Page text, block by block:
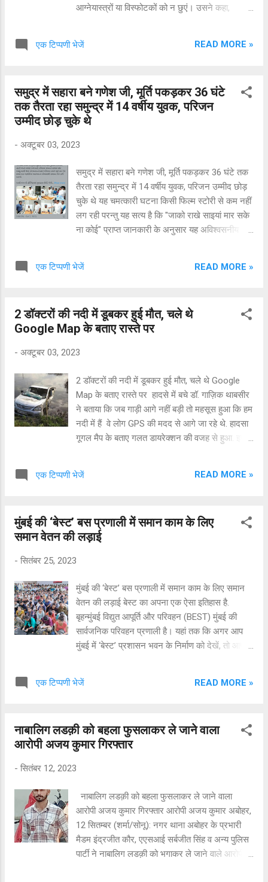
आग्नेयास्त्रों या विस्फोटकों को न छुएं। उसने कहा,
आ गए हैं। हम लोगों से आग्रह करते हैं कि वे सतर्क रहें
निकटतम पुलिस थाने को दें।'' पुलिस ने कहा, ‘‘कृपया इन
वस्तुओं को न छुएं, क्योंकि इनमें खतरनाक विस्फोट हो
सकता है।'' कीचड़ के नीचे विस्फोटक होने की आशंका
लोगों से तीस्ता नदी के बेसिन में जाते समय सावधान रहने
को कहा है, क्योंकि वहां कीचड़ के नीचे विस्फोटक और
हथियार होने की आशंका है। राज्य भूमि राजस्व एवं आपदा
प्रबंधन विभाग ने एक परामर्श जारी कर लोगों से इस
प्रकार के गोला-बारूद को न छूने की हिदायत दी। स...
एक टिप्पणी भेजें READ MORE »
समुद्र में सहारा बने गणेश जी, मूर्ति पकड़कर 36 घंटे
तक तैरता रहा समुन्द्र में 14 वर्षीय युवक, परिजन
उम्मीद छोड़ चुके थे
- अक्टूबर 03, 2023
समुद्र में सहारा बने गणेश जी, मूर्ति पकड़कर 36 घंटे तक
तैरता रहा समुन्द्र में 14 वर्षीय युवक, परिजन उम्मीद छोड़
चुके थे यह चमत्कारी घटना किसी फिल्म स्टोरी से कम नहीं
लग रही परन्तु यह सत्य है कि "जाको राखे साइयां मार सके
ना कोई" प्राप्त जानकारी के अनुसार यह अविश्वसनीय
अंजली के साथ अम्बाजी मंदिर घूमने आया 14 वर्षीय लखन
डुमास तट पर सैर करने के लिए लेकर गईं। दोनों भाई
समुद्र की लहरों के बीच खेल रहे थे। दोपहर का समय होने
साथ बहा ले गई। शोर मचाने पर करन को आसपास खड़े
लोगों ने बचा लिया, लेकिन लखन लहरों के साथ बह गया।
लखन के लहरों में बहने के बाद पुलिस और अग्निशमन
विभाग को जानकारी दी गई। लेकिन समुद्र में हलचल के
कारण उसका कोई पता नहीं लगाया जा सका। परिवार ने
लखन के जीवित मिलने की उम्मीद छोड़ दी। लेकिन 1
अक्टूबर की शाम को लखन...
एक टिप्पणी भेजें READ MORE »
2 डॉक्टरों की नदी में डूबकर हुई मौत, चले थे
Google Map के बताए रास्ते पर
- अक्टूबर 03, 2023
2 डॉक्टरों की नदी में डूबकर हुई मौत, चले थे Google
Map के बताए रास्ते पर हादसे में बचे डॉ. गाज़िक थाबसीर
ने बताया कि जब गाड़ी आगे नहीं बड़ी तो महसूस हुआ कि हम
नदी में हैं वे लोग GPS की मदद से आगे जा रहे थे. हादसा
गूगल मैप के बताए गलत डायरेक्शन की वजह से हुआ. इस
भारी बारिश हो रही थी. बारिश की वजह से दृश्यता भी काफी
हुए हिस्से में आ गहा जहां से उसकी गाड़ी आगे नहीं बड़ रही
थी, बाद में कार में सवार लोगों ने महसूस किया कि वे नदी
सवार थे लेकिन उन्होनें खुद को बचा लिय ा हादसे को
देख घटनास्थल पर स्थानीय लोगों की भीड़ जुट गई. भीड़
में से एक शख्स ने पुलिस को फोन कर इसकी जानकारी दी.
मीडिया रिपोर्ट के मुताबिक, यह शनिवार (30 सितंबर) को
हुआ. हादसे में कार म...
एक टिप्पणी भेजें READ MORE »
मुंबई की ‘बेस्ट’ बस प्रणाली में समान काम के लिए
समान वेतन की लड़ाई
- सितंबर 25, 2023
मुंबई की ‘बेस्ट’ बस प्रणाली में समान काम के लिए समान
वेतन की लड़ाई बेस्ट का अपना एक ऐसा इतिहास है.
बृहन्मुंबई विद्युत आपूर्ति और परिवहन (BEST) मुंबई की
सार्वजनिक परिवहन प्रणाली है। यहां तक कि अगर आप
मुंबई में ‘बेस्ट’ प्रशासन भवन के निर्माण को देखें, तो आप
कल्याणकारी योजनाओं का लाभ मिल सके। भारत की
लिए मुंबई की इस 'सर्वोत्तम' बस सेवाओं का अध्ययन किया
जाता है। जब मुंबई तेज बारिश के चलते आई बाढ़ की चपेट
कामकाजी महिलाएं रात और सुबह-सुबह बिना किसी परेशानी
के यात्रा कर सकती हैं। इतने महत्वपूर्ण सार्वजनिक
परिवहन के निजीकरण की साजिश में महाराष्ट्र सरकार
और ‘बेस्ट’ प्रशासन स्वयं शामिल है। सरकार का इरादा
सार्वजनिक परिवहन सेवा 'बेस्ट' को ख़त्म करने का है.
एक टिप्पणी भेजें READ MORE »
नाबालिग लडक़ी को बहला फुसलाकर ले जाने वाला
आरोपी अजय कुमार गिरफ्तार
- सितंबर 12, 2023
नाबालिग लडक़ी को बहला फुसलाकर ले जाने वाला
आरोपी अजय कुमार गिरफ्तार आरोपी अजय कुमार अबोहर,
12 सितम्बर (शर्मा/सोनू): नगर थाना अबोहर के प्रभारी
मैडम इंद्रजीत कौर, एएसआई सर्बजीत सिंह व अन्य पुलिस
पार्टी ने नाबालिग लडक़ी को भगाकर ले जाने वाले आरोपी